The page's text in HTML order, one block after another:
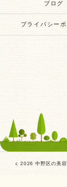
ブログ
プライバシー
c 2026 中野区の美